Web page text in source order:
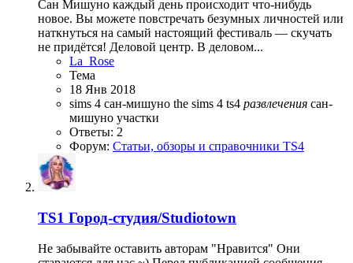
Сан Мишуно каждый день происходит что-нибудь
новое. Вы можете повстречать безумных личностей или
наткнуться на самый настоящий фестиваль — скучать
не придётся! Деловой центр. В деловом...
La_Rose
Тема
18 Янв 2018
sims 4 сан-мишуно the sims 4 ts4 развлечения сан-
мишуно участки
Ответы: 2
Форум: Статьи, обзоры и справочники TS4
TS1 Город-студия/Studiotown
Не забывайте оставить авторам "Нравится" Они